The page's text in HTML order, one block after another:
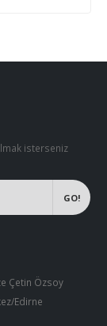
isterseniz
Çetin Özsoy
Edirne